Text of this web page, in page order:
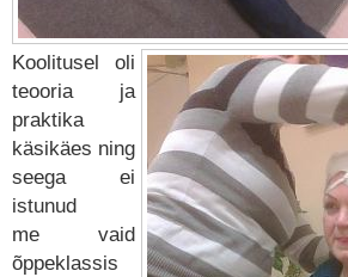
Koolitusel oli
teooria ja
praktika
käsikäes ning
seega ei
istunud
me vaid
õppeklassis